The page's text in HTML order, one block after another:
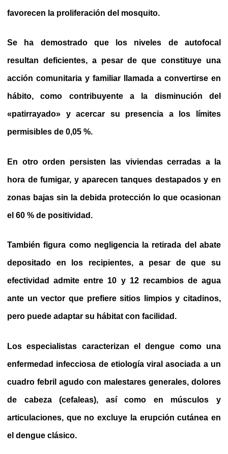
favorecen la proliferación del mosquito.
Se ha demostrado que los niveles de autofocal
resultan deficientes, a pesar de que constituye una
acción comunitaria y familiar llamada a convertirse en
hábito, como contribuyente a la disminución del
«patirrayado» y acercar su presencia a los límites
permisibles de 0,05 %.
En otro orden persisten las viviendas cerradas a la
hora de fumigar, y aparecen tanques destapados y en
zonas bajas sin la debida protección lo que ocasionan
el 60 % de positividad.
También figura como negligencia la retirada del abate
depositado en los recipientes, a pesar de que su
efectividad admite entre 10 y 12 recambios de agua
ante un vector que prefiere sitios limpios y citadinos,
pero puede adaptar su hábitat con facilidad.
Los especialistas caracterizan el dengue como una
enfermedad infecciosa de etiología viral asociada a un
cuadro febril agudo con malestares generales, dolores
de cabeza (cefaleas), así como en músculos y
articulaciones, que no excluye la erupción cutánea en
el dengue clásico.